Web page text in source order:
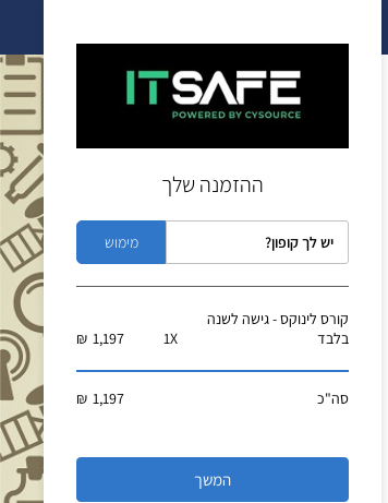
ההזמנה שלך
קורס לינוקס - גישה לשנה
בלבד
X
1
1,197
₪
סה"כ 1,197
₪